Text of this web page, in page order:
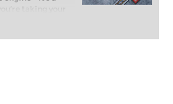
taking your
or already
FRITZ, you can
and with a